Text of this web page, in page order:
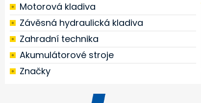
Motorová kladiva
Závěsná hydraulická kladiva
Zahradní technika
Akumulátorové stroje
Značky